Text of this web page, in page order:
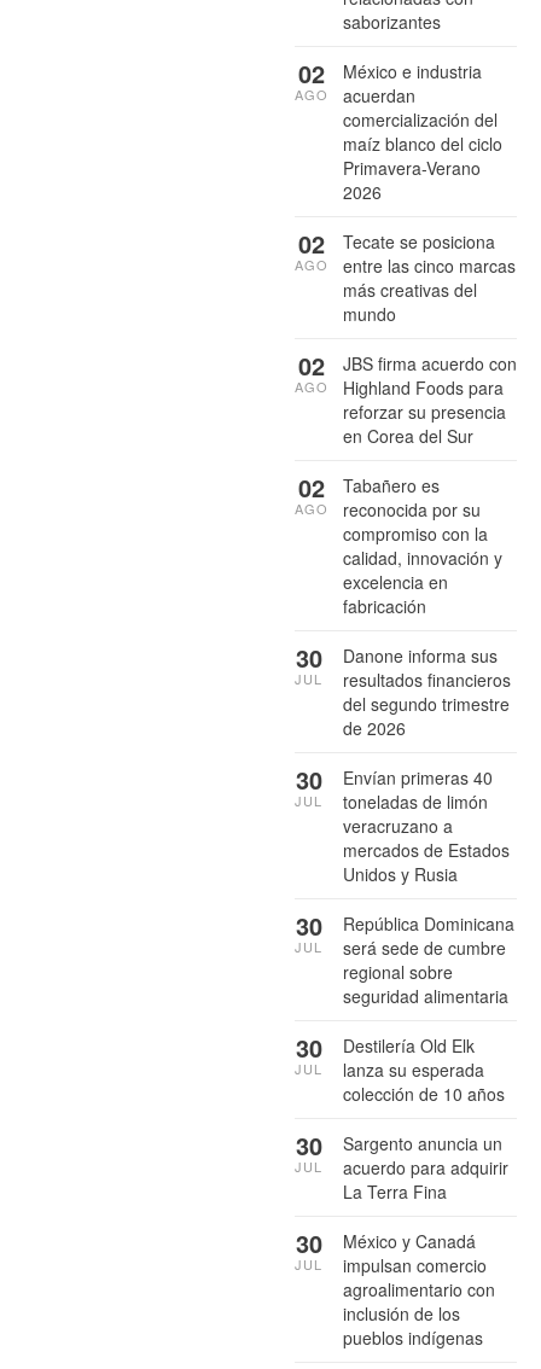
saborizantes
México e industria
acuerdan
comercialización del
maíz blanco del ciclo
Primavera-Verano
2026
02
AGO
Tecate se posiciona
entre las cinco marcas
más creativas del
mundo
02
AGO
JBS firma acuerdo con
Highland Foods para
reforzar su presencia
en Corea del Sur
02
AGO
Tabañero es
reconocida por su
compromiso con la
calidad, innovación y
excelencia en
fabricación
02
AGO
Danone informa sus
resultados financieros
del segundo trimestre
de 2026
30
JUL
Envían primeras 40
toneladas de limón
veracruzano a
mercados de Estados
Unidos y Rusia
30
JUL
República Dominicana
será sede de cumbre
regional sobre
seguridad alimentaria
30
JUL
Destilería Old Elk
lanza su esperada
colección de 10 años
30
JUL
Sargento anuncia un
acuerdo para adquirir
La Terra Fina
30
JUL
México y Canadá
impulsan comercio
agroalimentario con
inclusión de los
pueblos indígenas
30
JUL